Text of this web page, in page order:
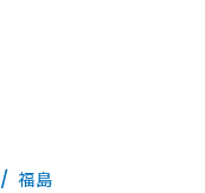
福島